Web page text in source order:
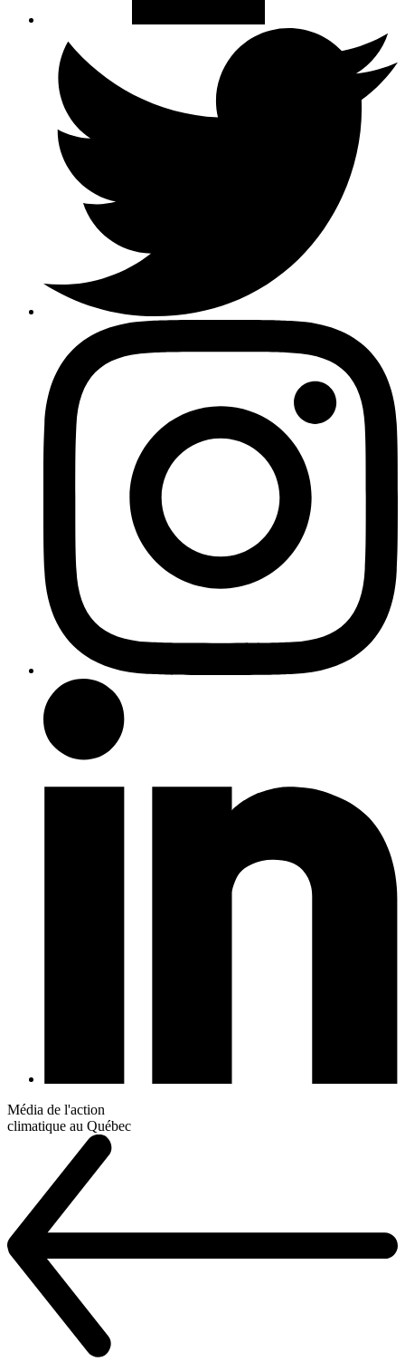
Média de l'action
climatique au Québec